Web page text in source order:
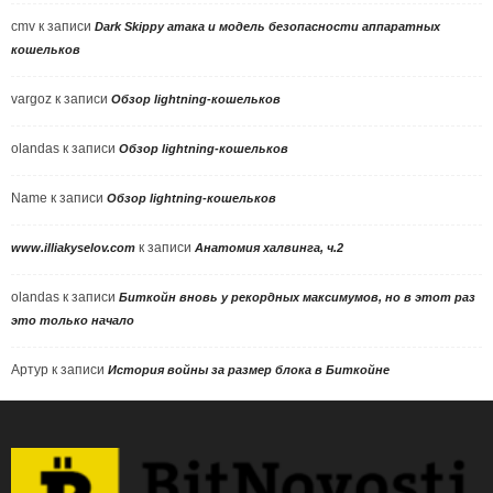
cmv к записи Dark Skippy атака и модель безопасности аппаратных
кошельков
vargoz к записи Обзор lightning-кошельков
olandas к записи Обзор lightning-кошельков
Name к записи Обзор lightning-кошельков
www.illiakyselov.com к записи Анатомия халвинга, ч.2
olandas к записи Биткойн вновь у рекордных максимумов, но в этот раз
это только начало
Артур к записи История войны за размер блока в Биткойне